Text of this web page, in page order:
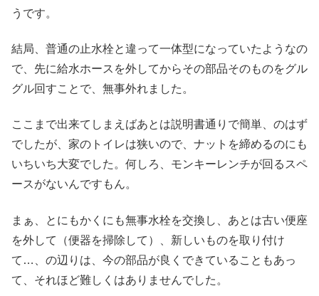
うです。
結局、普通の止水栓と違って一体型になっていたようなの
で、先に給水ホースを外してからその部品そのものをグル
グル回すことで、無事外れました。
ここまで出来てしまえばあとは説明書通りで簡単、のはず
でしたが、家のトイレは狭いので、ナットを締めるのにも
いちいち大変でした。何しろ、モンキーレンチが回るスペ
ースがないんですもん。
まぁ、とにもかくにも無事水栓を交換し、あとは古い便座
を外して（便器を掃除して）、新しいものを取り付け
て…、の辺りは、今の部品が良くできていることもあっ
て、それほど難しくはありませんでした。